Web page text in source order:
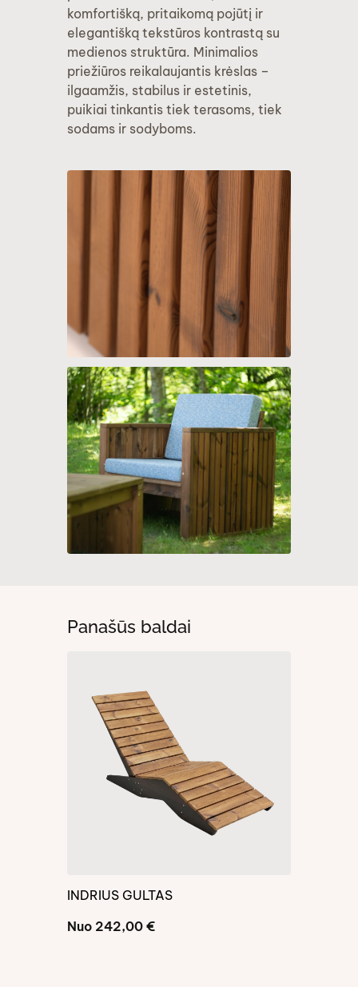
komfortišką, pritaikomą pojūtį ir
elegantišką tekstūros kontrastą su
medienos struktūra. Minimalios
priežiūros reikalaujantis krėslas –
ilgaamžis, stabilus ir estetinis,
puikiai tinkantis tiek terasoms, tiek
sodams ir sodyboms.
Panašūs baldai
INDRIUS GULTAS
Nuo 242,00 €